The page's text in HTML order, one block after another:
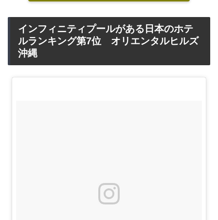
インフィニティプールがある日本のホテ
ルランキング第7位 オリエンタルヒルズ
沖縄